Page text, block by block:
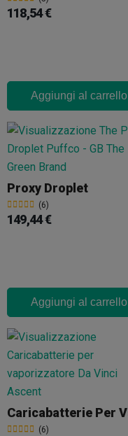
118,54 €
Aggiungi al carrello
Proxy Droplet
(6)
149,44 €
Aggiungi al carrello
(6)